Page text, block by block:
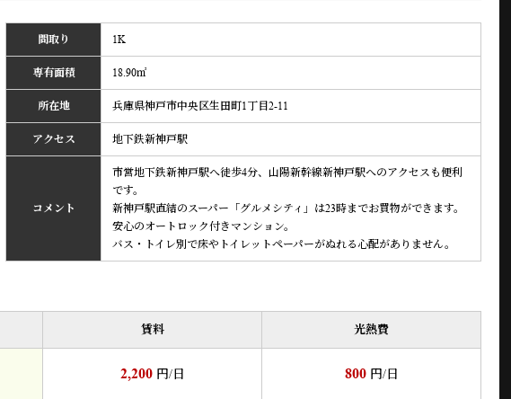
間取り 1K
専有面積 18.90㎡
所在地 兵庫県神戸市中央区生田町1丁目2-11
アクセス 地下鉄新神戸駅
コメント
市営地下鉄新神戸駅へ徒歩4分、山陽新幹線新神戸駅へのアクセスも便利
です。
新神戸駅直結のスーパー「グルメシティ」は23時までお買物ができます。
安心のオートロック付きマンション。
バス・トイレ別で床やトイレットペーパーがぬれる心配がありません。
賃料 光熱費
2,200 円/日 800 円/日